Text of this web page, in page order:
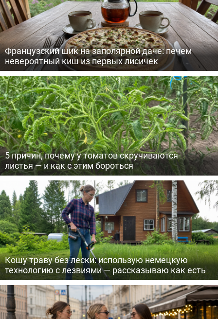
Французский шик на заполярной даче: печем
невероятный киш из первых лисичек
5 причин, почему у томатов скручиваются
листья — и как с этим бороться
Кошу траву без лески: использую немецкую
технологию с лезвиями — рассказываю как есть